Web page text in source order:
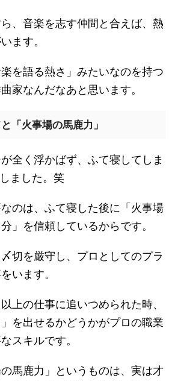
、音楽を志す仲間と合えば、熱
ます。
を語る熱さ」みたいなのを持つ
家なんだなあと思います。
「火事場の馬鹿力」
全く浮かばず、ふて寝してしま
ました。笑
のは、ふて寝した後に「火事場
」を信頼しているからです。
切を厳守し、プロとしてのプラ
います。
上の仕事に追いつめられた時、
」を出せるかどうかがプロの職業
スキルです。
馬鹿力」というものは、実は才